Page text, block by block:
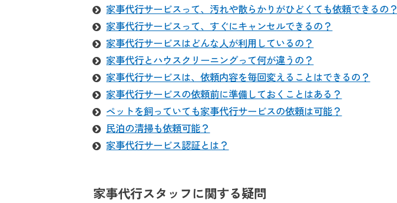
家事代行サービスって、汚れや散らかりがひどくても依頼できるの？
家事代行サービスって、すぐにキャンセルできるの？
家事代行サービスはどんな人が利用しているの？
家事代行とハウスクリーニングって何が違うの？
家事代行サービスは、依頼内容を毎回変えることはできるの？
家事代行サービスの依頼前に準備しておくことはある？
ペットを飼っていても家事代行サービスの依頼は可能？
民泊の清掃も依頼可能？
家事代行サービス認証とは？
家事代行スタッフに関する疑問